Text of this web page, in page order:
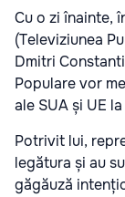
Cu o zi înainte,
(Televiziunea
Dmitri
Populare vor
ale SUA și UE
Potrivit lui,
legătura și au
găgăuză